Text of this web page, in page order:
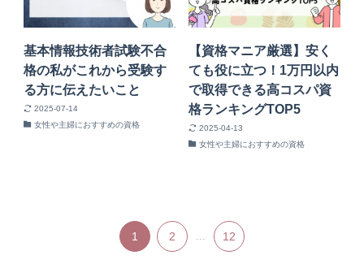
基本情報技術者試験不合
格の私がこれから受験す
る方に伝えたいこと
2025-07-14
女性や主婦におすすめの資格
【資格マニア厳選】安く
ても役に立つ！1万円以内
で取得できる高コスパ資
格ランキングTOP5
2025-04-13
女性や主婦におすすめの資格
1 2 12